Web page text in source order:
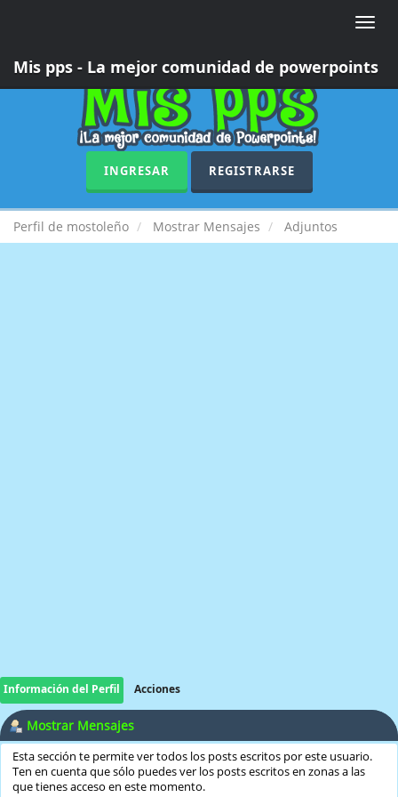
Toggle
Mis pps - La mejor comunidad de powerpoints
INGRESAR REGISTRARSE
Perfil de mostoleño Mostrar Mensajes Adjuntos
Información del Perfil Acciones
Mostrar Mensajes
Esta sección te permite ver todos los posts escritos por este usuario.
Ten en cuenta que sólo puedes ver los posts escritos en zonas a las
que tienes acceso en este momento.